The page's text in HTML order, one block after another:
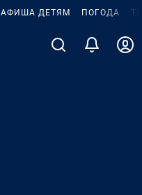
АФИША ДЕТЯМ ПОГОДА